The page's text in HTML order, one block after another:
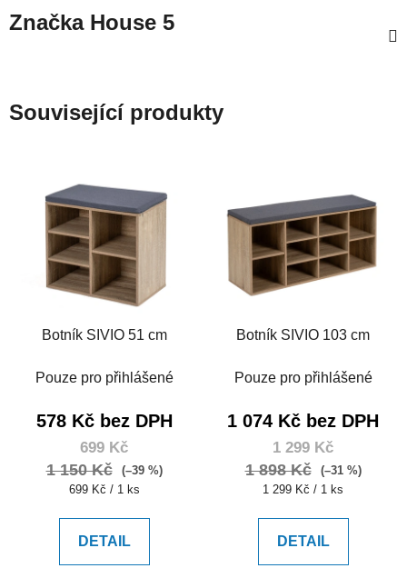
ZnačkaHouse 5
Související produkty
Botník SIVIO 51 cm
Pouze pro přihlášené
578 Kč bez DPH
699 Kč
1 150 Kč
(–39 %)
Měrná
699 Kč / 1 ks
DETAIL
Botník SIVIO 103 cm
Pouze pro přihlášené
1 074 Kč bez DPH
1 299 Kč
1 898 Kč
(–31 %)
Měrná
1 299 Kč / 1 ks
DETAIL